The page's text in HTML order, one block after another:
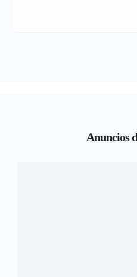
Anuncios